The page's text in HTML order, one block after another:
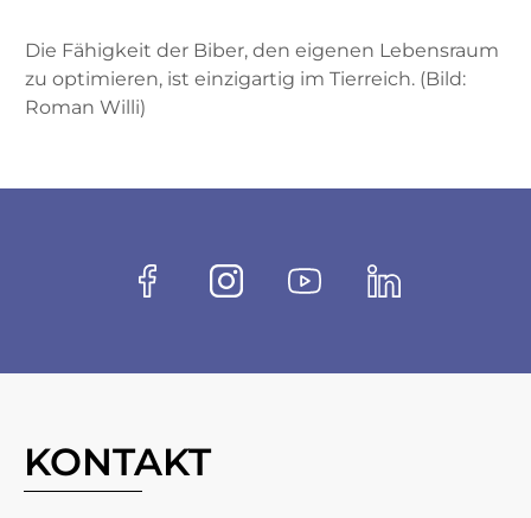
Die Fähigkeit der Biber, den eigenen Lebensraum
zu optimieren, ist einzigartig im Tierreich. (Bild:
Roman Willi)
Socials
FacebookInstagramYoutubeLinkedin
KONTAKT